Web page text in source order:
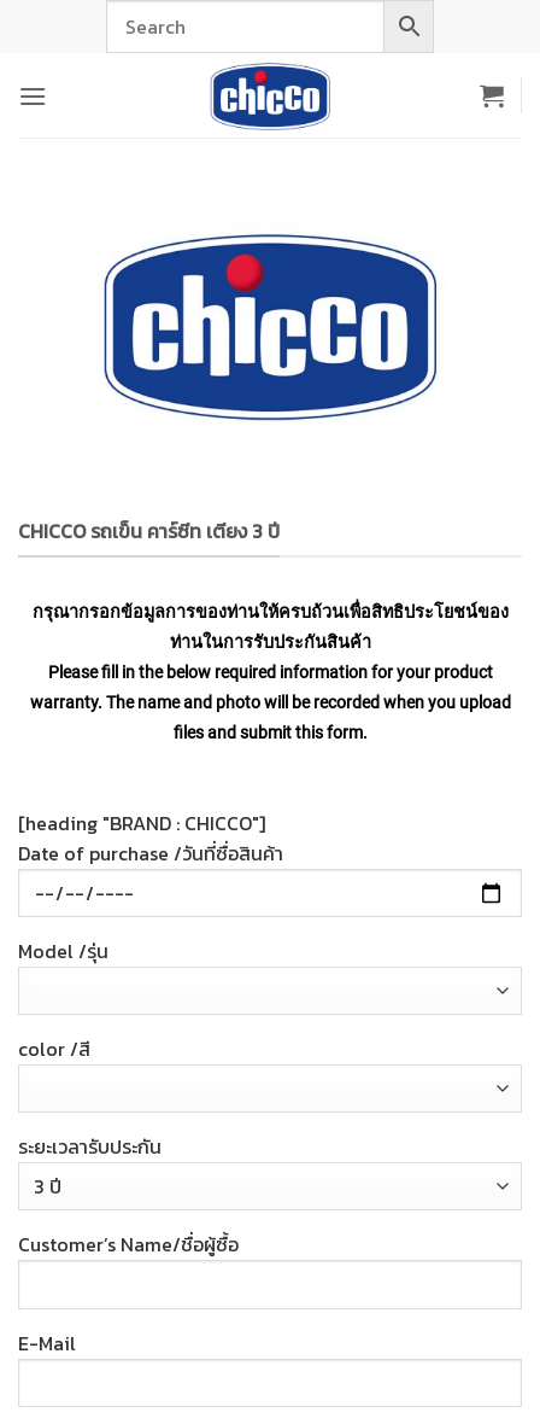
CHICCO รถเข็น คาร์ซีท เตียง 3 ปี
กรุณากรอกข้อมูลการของท่านให้ครบถ้วนเพื่อสิทธิประโยชน์ของ
ท่านในการรับประกันสินค้า
Please fill in the below required information for your product
warranty. The name and photo will be recorded when you upload
files and submit this form.
[heading "BRAND : CHICCO"]
Date of purchase /วันที่ซื่อสินค้า
Model /รุ่น
color /สี
ระยะเวลารับประกัน
Customer’s Name/ชื่อผู้ซื้อ
E-Mail